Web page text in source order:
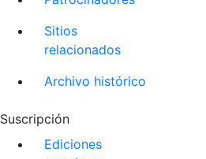
Sitios
relacionados
Archivo histórico
Suscripción
Ediciones